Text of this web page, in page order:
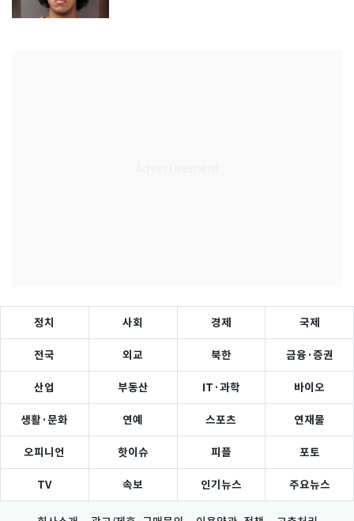
정치 사회 경제 국제
전국 외교 북한 금융·증권
산업 부동산 IT·과학 바이오
생활·문화 연예 스포츠 연재물
오피니언 핫이슈 피플 포토
TV 속보 인기뉴스 주요뉴스